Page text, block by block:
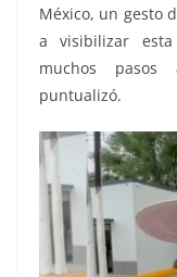
México, un gesto
a visibilizar
muchos
puntualizó.